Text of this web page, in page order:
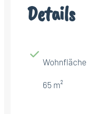
Details
Wohnfläche
65 m²